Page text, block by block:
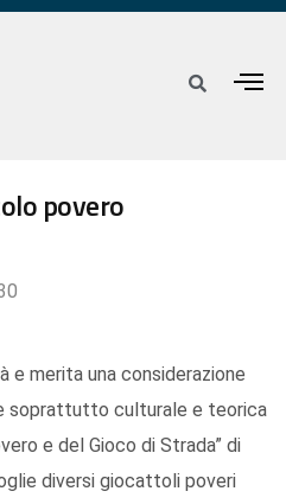
povero
e merita una considerazione
soprattutto culturale e teorica
e del Gioco di Strada” di
diversi giocattoli poveri